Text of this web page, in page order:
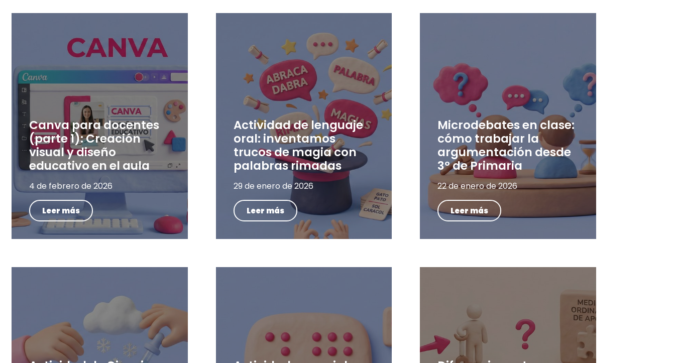
Canva para docentes
(parte 1): Creación
visual y diseño
educativo en el aula
4 de febrero de 2026
Leer más
Actividad de lenguaje
oral: inventamos
trucos de magia con
palabras rimadas
29 de enero de 2026
Leer más
Microdebates en clase:
cómo trabajar la
argumentación desde
3º de Primaria
22 de enero de 2026
Leer más